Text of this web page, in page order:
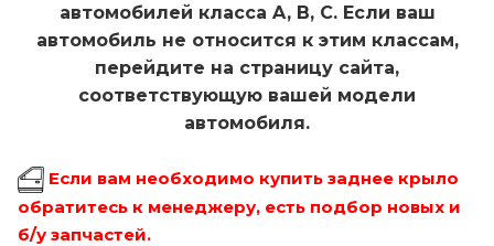
автомобилей класса A, B, C. Если ваш
автомобиль не относится к этим классам,
перейдите на страницу сайта,
соответствующую вашей модели
автомобиля.
Если вам необходимо купить заднее крыло
обратитесь к менеджеру, есть подбор новых и
б/у запчастей.